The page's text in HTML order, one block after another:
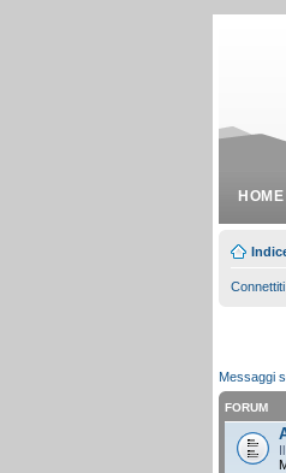
HOME
Messaggi
FORUM